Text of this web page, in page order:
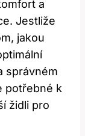
a
Jestliže
jakou
správném
potřebné k
židli pro